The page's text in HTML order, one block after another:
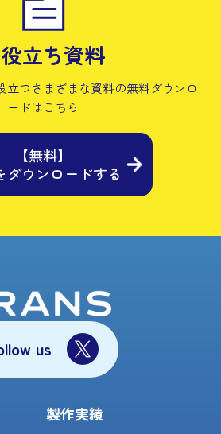
立ち資料
立つさまざまな資料の無料ダウンロ
ードはこちら
【無料】
ダウンロードする
us
製作実績